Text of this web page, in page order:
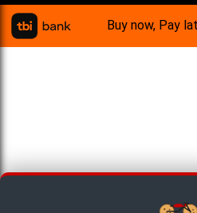
Buy now, Pay